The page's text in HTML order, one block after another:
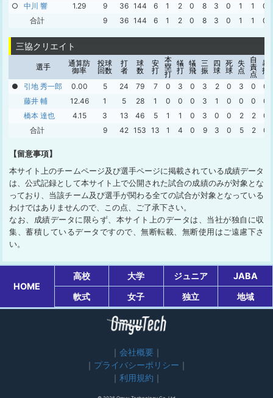
○
中川 響 1.29 9 36 144 6 1 2 0 8 3 0 1 1
0
合計
9 36 144 6 1 2 0 8 3 0 1 1 0
三協クリエイト
選手
通算防
御率
投球
回数
打
者
球
数
安
打
本
塁
打
犠
打
犠
飛
三
振
四
球
死
球
失
点
自
責
点
暴
投
●
引地 秀一郎 0.00 5 24 79 7 0 3 0 3 2 0 3 0
0
藤井 輔
12.46 1 5 28 1 0 0 0 3 1 0 0 0
0
橋本 達也
4.15 3 13 46 5 1 1 0 3 0 0 2 2
0
合計
9 42 153 13 1 4 0 9 3 0 5 2 0
【留意事項】
本サイト上のチームページ及び選手ページに掲載されている成績データ
は、公式記録として本サイト上で公開された試合の成績のみが対象とな
っており、当該チーム及び選手が関わる全ての試合が対象となっている
わけではありませんので、この点、ご了承下さい。
なお、成績データに限らず、本サイト上のデータは、当社が独自に収
集、蓄積しているデータですので、無断転載、無断使用はご遠慮下さ
い。
HOME
高校 大学 ジュニア
JABA
軟式
女子 独立 地域
会社概要
プライバシーポリシー
利用規約